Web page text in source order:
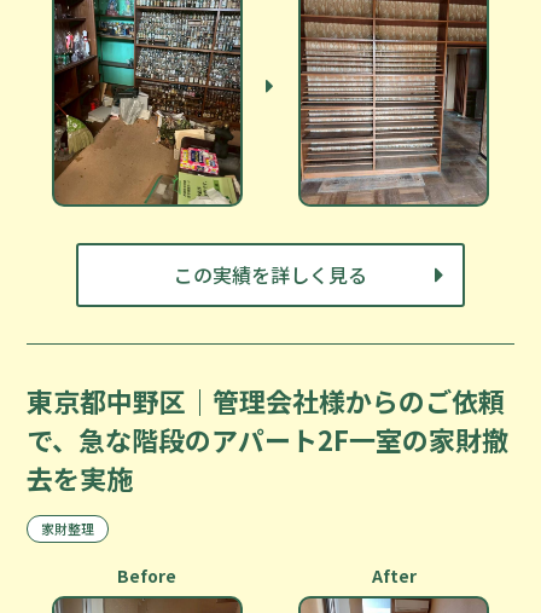
この実績を詳しく見る
東京都中野区｜管理会社様からのご依頼
で、急な階段のアパート2F一室の家財撤
去を実施
家財整理
Before After